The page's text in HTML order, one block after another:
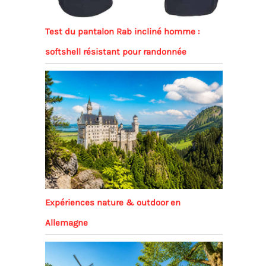
Test du pantalon Rab incliné homme :
softshell résistant pour randonnée
Expériences nature & outdoor en
Allemagne